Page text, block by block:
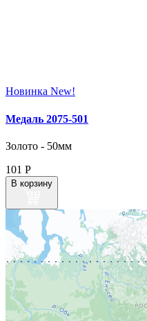
Новинка New!
Медаль 2075‑501
Золото - 50мм
101 Р
В корзину